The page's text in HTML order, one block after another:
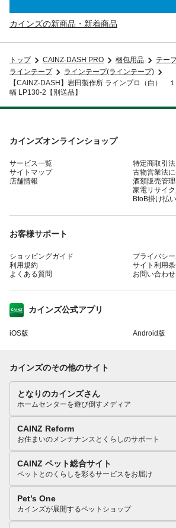
カインズの新商品・新着商品
トップ CAINZ-DASH PRO 梱包用品
テー
ラインテープ
ラインテープ(ラインテープ)
【CAINZ-DASH】岩田製作所 ラインプロ（白）
幅 LP130-2【別送品】
カインズオンラインショップ
サービス一覧
サイトマップ
店舗情報
特定商取引
古物営業法
酒類販売管
家電リサイ
BtoB掛け払
お客様サポート
ショッピングガイド
利用規約
よくある質問
プライバシ
サイト利用
お問い合わせ
カインズ公式アプリ
iOS版 Android版
カインズのその他のサイト
となりのカインズさん
ホームセンターを遊び倒すメディア
CAINZ Reform
お住まいのメンテナンスとくらしのサポート
CAINZ ペット総合サイト
ペットとのくらしを彩るサービスをお届け
Pet’s One
カインズが展開するペットショップ